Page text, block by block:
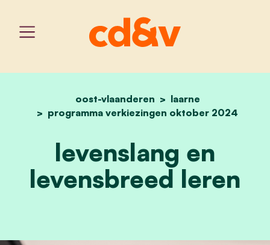
home
oost-vlaanderen
laarne
programma verkiezingen oktober 2024
levenslang en
levenslang en
levensbreed leren